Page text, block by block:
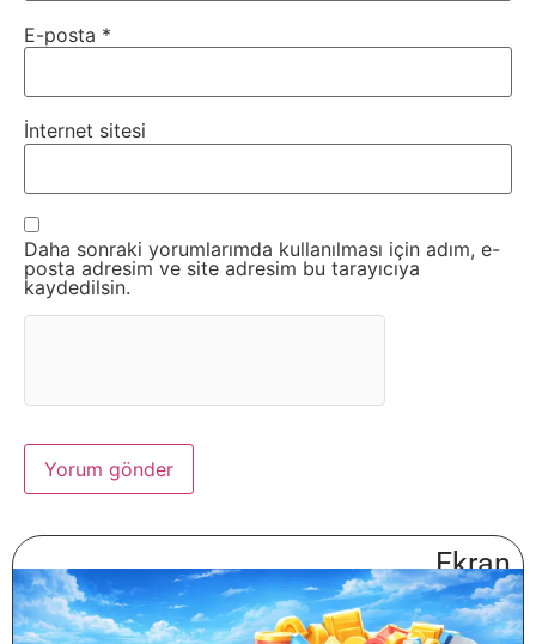
E-posta *
İnternet sitesi
Daha sonraki yorumlarımda kullanılması için adım, e-
posta adresim ve site adresim bu tarayıcıya
kaydedilsin.
Ekran